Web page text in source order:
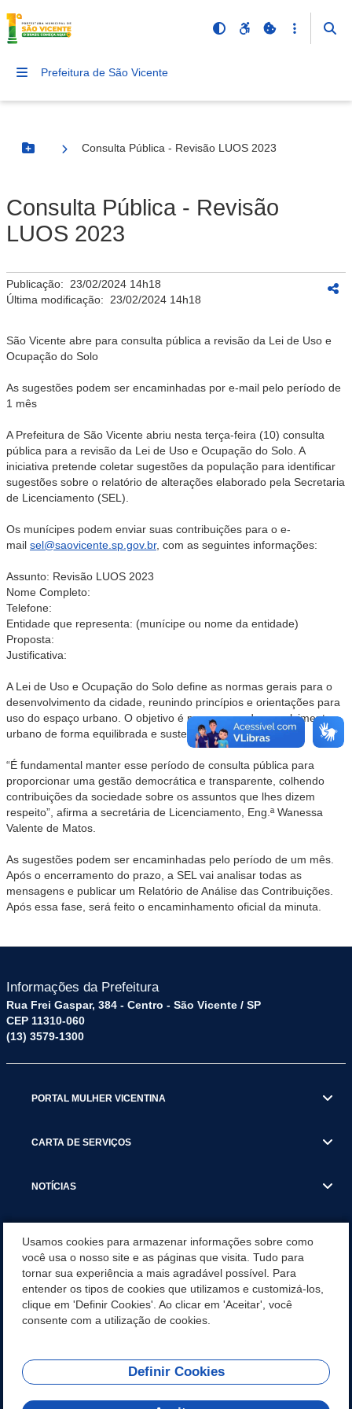
Prefeitura de São Vicente
Botão Menu
Consulta Pública - Revisão LUOS 2023
Consulta Pública - Revisão
LUOS 2023
Publicação: 23/02/2024 14h18
Última modificação: 23/02/2024 14h18
São Vicente abre para consulta pública a revisão da Lei de Uso e
Ocupação do Solo
As sugestões podem ser encaminhadas por e-mail pelo período de
1 mês
A Prefeitura de São Vicente abriu nesta terça-feira (10) consulta
pública para a revisão da Lei de Uso e Ocupação do Solo. A
iniciativa pretende coletar sugestões da população para identificar
sugestões sobre o relatório de alterações elaborado pela Secretaria
de Licenciamento (SEL).
Os munícipes podem enviar suas contribuições para o e-
mail sel@saovicente.sp.gov.br, com as seguintes informações:
Assunto: Revisão LUOS 2023
Nome Completo:
Telefone:
Entidade que representa: (munícipe ou nome da entidade)
Proposta:
Justificativa:
A Lei de Uso e Ocupação do Solo define as normas gerais para o
desenvolvimento da cidade, reunindo princípios e orientações para
uso do espaço urbano. O objetivo é promover o desenvolvimento
urbano de forma equilibrada e sustentável.
“É fundamental manter esse período de consulta pública para
proporcionar uma gestão democrática e transparente, colhendo
contribuições da sociedade sobre os assuntos que lhes dizem
respeito”, afirma a secretária de Licenciamento, Eng.ª Wanessa
Valente de Matos.
As sugestões podem ser encaminhadas pelo período de um mês.
Após o encerramento do prazo, a SEL vai analisar todas as
mensagens e publicar um Relatório de Análise das Contribuições.
Após essa fase, será feito o encaminhamento oficial da minuta.
Informações da Prefeitura
Rua Frei Gaspar, 384 - Centro - São Vicente / SP
CEP 11310-060
(13) 3579-1300
PORTAL MULHER VICENTINA
CARTA DE SERVIÇOS
NOTÍCIAS
VISITE SÃO VICENTE
INSTITUCIONAL
REDES SOCIAIS
Usamos cookies para armazenar informações sobre como
você usa o nosso site e as páginas que visita. Tudo para
tornar sua experiência a mais agradável possível. Para
entender os tipos de cookies que utilizamos e customizá-los,
clique em 'Definir Cookies'. Ao clicar em 'Aceitar', você
consente com a utilização de cookies.
Definir Cookies
Olá! Como
posso te ajudar?